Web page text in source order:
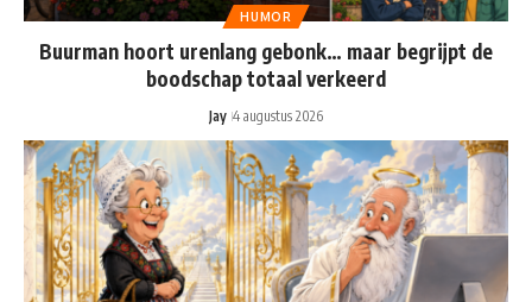
HUMOR
Buurman hoort urenlang gebonk… maar begrijpt de
boodschap totaal verkeerd
Jay 4 augustus 2026